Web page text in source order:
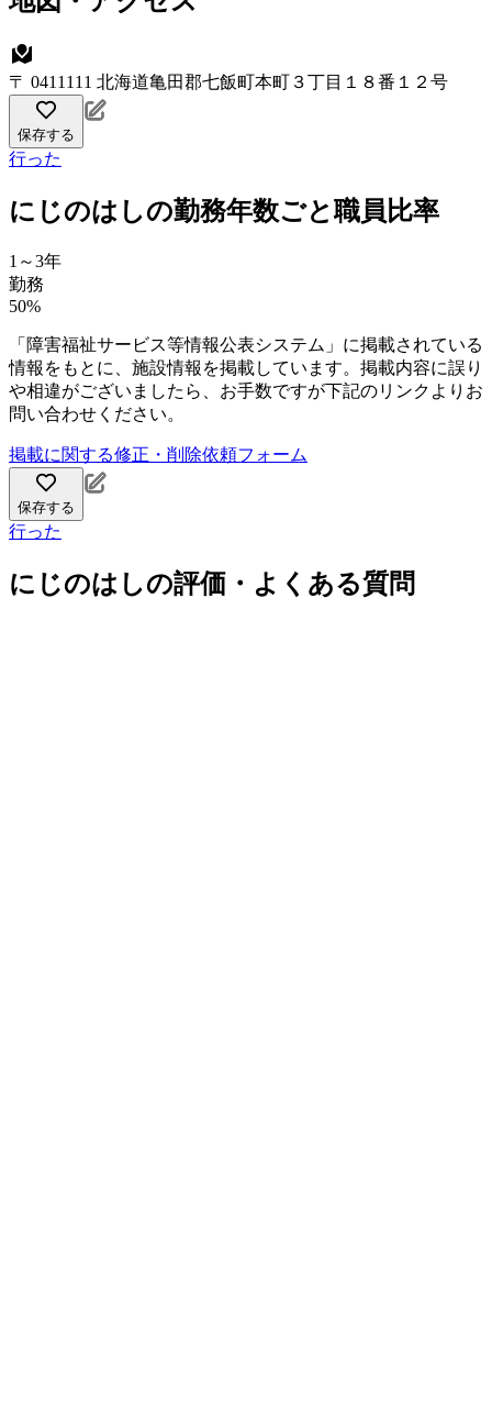
〒 0411111 北海道亀田郡七飯町本町３丁目１８番１２号
保存する
行った
にじのはしの勤務年数ごと職員比率
1～3年
勤務
50%
「障害福祉サービス等情報公表システム」に掲載されている
情報をもとに、施設情報を掲載しています。掲載内容に誤り
や相違がございましたら、お手数ですが下記のリンクよりお
問い合わせください。
掲載に関する修正・削除依頼フォーム
保存する
行った
にじのはしの評価・よくある質問